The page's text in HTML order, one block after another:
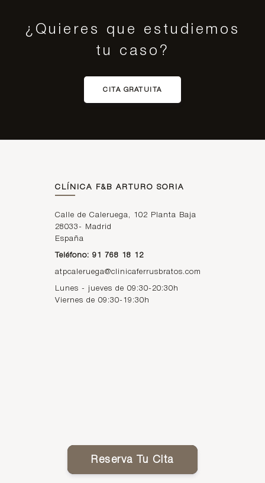
¿Quieres que estudiemos
tu caso?
CITA GRATUITA
Reserva Tu Cita
CLÍNICA F&B ARTURO SORIA
Calle de Caleruega, 102 Planta Baja
28033-
Madrid
España
Teléfono: 91 768 18 12
atpcaleruega@clinicaferrusbratos.com
Lunes - jueves de 09:30-20:30h
Viernes de 09:30-19:30h